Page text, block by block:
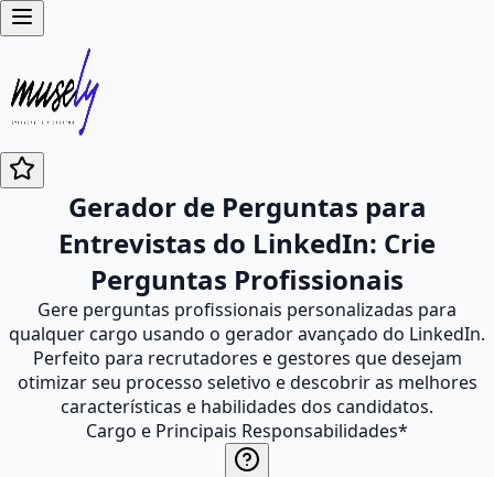
Gerador de Perguntas para
Entrevistas do LinkedIn: Crie
Perguntas Profissionais
Gere perguntas profissionais personalizadas para
qualquer cargo usando o gerador avançado do LinkedIn.
Perfeito para recrutadores e gestores que desejam
otimizar seu processo seletivo e descobrir as melhores
características e habilidades dos candidatos.
Cargo e Principais Responsabilidades*